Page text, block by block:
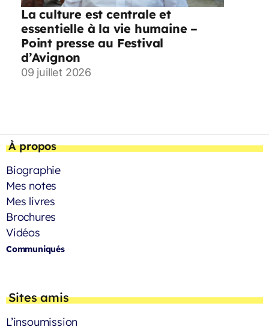
La culture est centrale et
essentielle à la vie humaine –
Point presse au Festival
d’Avignon
09 juillet 2026
À propos
Biographie
Mes notes
Mes livres
Brochures
Vidéos
Communiqués
Sites amis
L’insoumission